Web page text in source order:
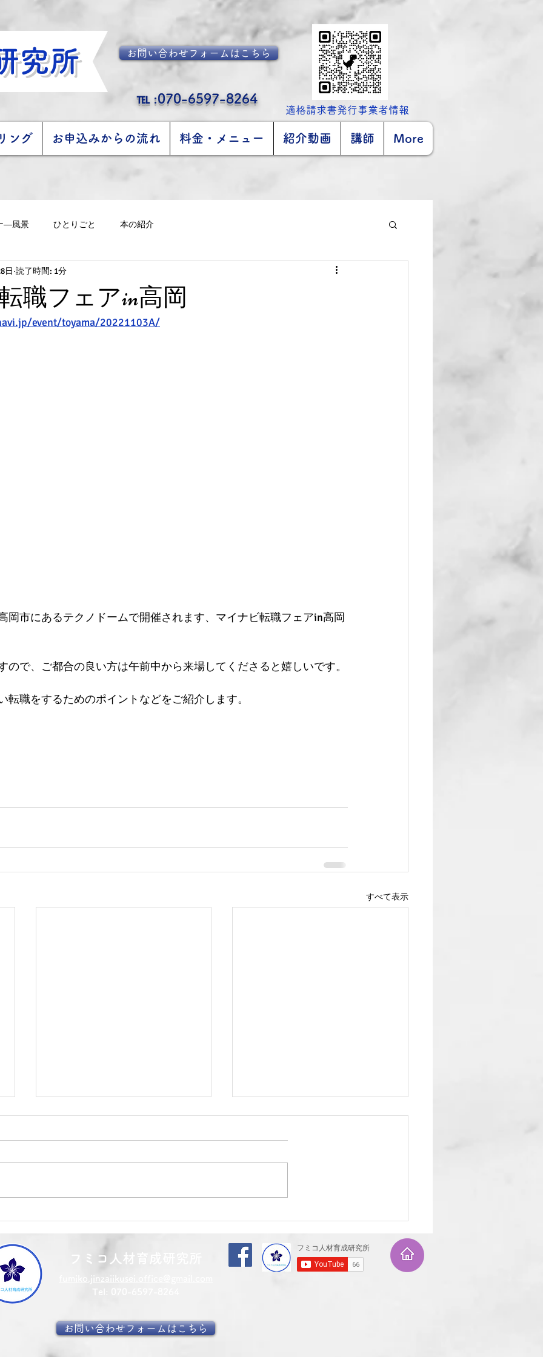
究所 お問い合わせフォームはこちら
℡ :070-6597-8264
​適格請求書発行事業者情報
ング お申込みからの流れ 料金・メニュー 紹介動画 講師 More
―風景 ひとりごと 本の紹介
職フェアin高岡
日 読了時間: 1分
event/toyama/20221103A/
岡市にあるテクノドームで開催されます、マイナビ転職フェアin高岡
ので、ご都合の良い方は午前中から来場してくださると嬉しいです。
転職をするためのポイントなどをご紹介します。
すべて表示
株式会社ビズヒッツさんの記
解説 ➡️ https://bizhits-saiyo-
事を監修しましたので、こちらで
もご紹介！ 「ドライバー」と一
口に言っても、その種類は多岐に
フミコ人材育成研究所
fumiko.jinzaiikusei.office@gmail.com
お問い合わせフォームはこちら